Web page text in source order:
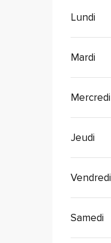
Lundi
Mardi
Mercredi
Jeudi
Vendredi
Samedi